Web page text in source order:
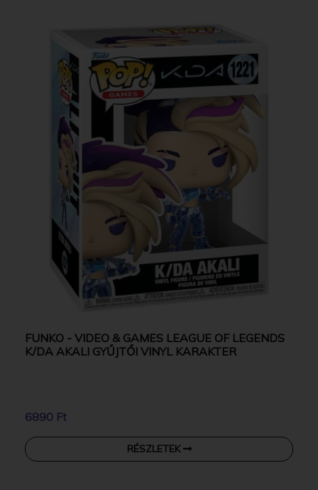
FUNKO - VIDEO & GAMES LEAGUE OF LEGENDS
K/DA AKALI GYŰJTŐI VINYL KARAKTER
6890 Ft
RÉSZLETEK